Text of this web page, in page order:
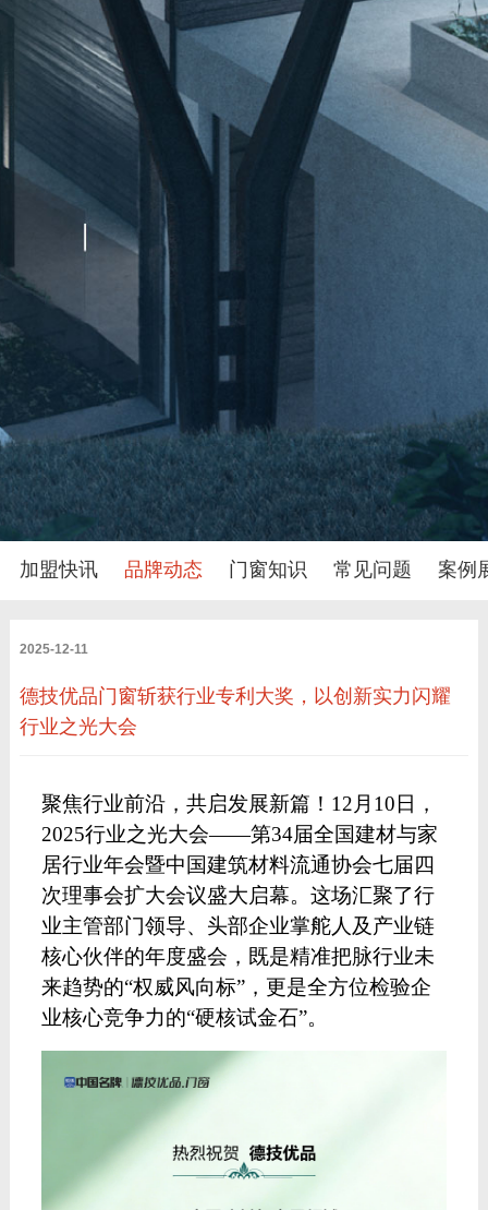
加盟快讯 品牌动态 门窗知识 常见问题 案例
2025-12-11
德技优品门窗斩获行业专利大奖，以创新实力闪耀
行业之光大会
聚焦行业前沿，共启发展新篇！ 12月10日，
2025行业之光大会——第34届全国建材与家
居行业年会暨中国建筑材料流通协会七届四
次理事会扩大会议盛大启幕。这场汇聚了行
业主管部门领导、头部企业掌舵人及产业链
核心伙伴的年度盛会，既是精准把脉行业未
来趋势的“权威风向标”，更是全方位检验企
业核心竞争力的“硬核试金石”。